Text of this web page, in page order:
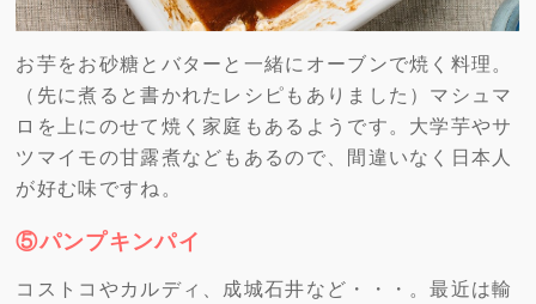
お芋をお砂糖とバターと一緒にオーブンで焼く料理。
（先に煮ると書かれたレシピもありました）マシュマ
ロを上にのせて焼く家庭もあるようです。大学芋やサ
ツマイモの甘露煮などもあるので、間違いなく日本人
が好む味ですね。
⑤パンプキンパイ
コストコやカルディ、成城石井など・・・。最近は輸